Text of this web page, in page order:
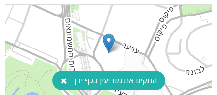
התקינו את מודיעין בכף ידך